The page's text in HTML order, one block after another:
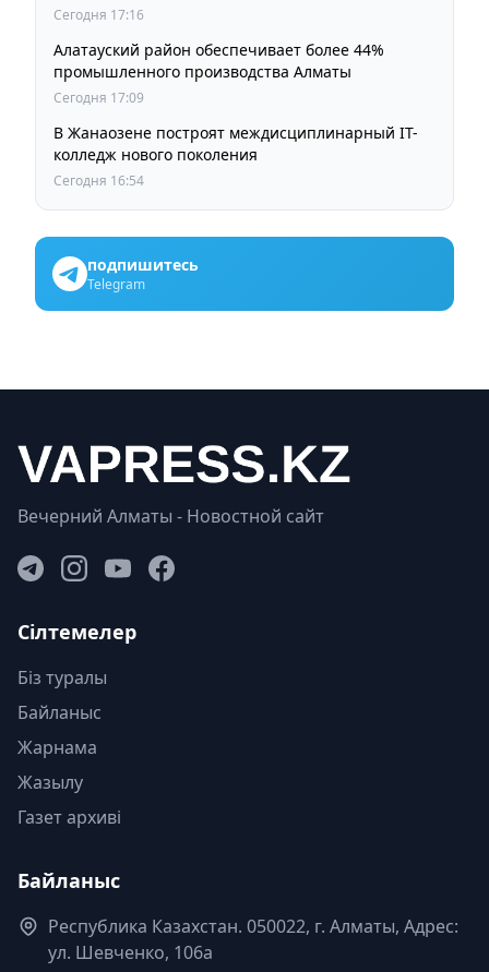
Сегодня 17:16
Алатауский район обеспечивает более 44%
промышленного производства Алматы
Сегодня 17:09
В Жанаозене построят междисциплинарный IT-
колледж нового поколения
Сегодня 16:54
подпишитесь
Telegram
Вечерний Алматы - Новостной сайт
Сілтемелер
Біз туралы
Байланыс
Жарнама
Жазылу
Газет архиві
Байланыс
Республика Казахстан. 050022, г. Алматы, Адрес:
ул. Шевченко, 106а